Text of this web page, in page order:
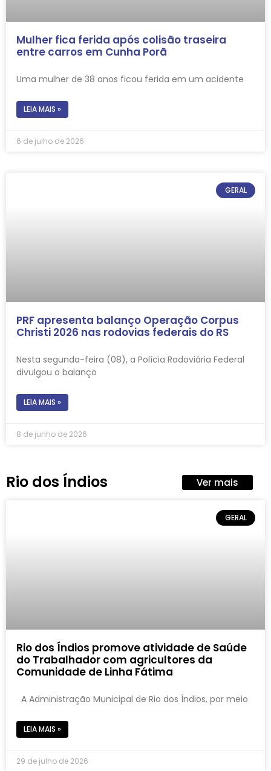
Mulher fica ferida após colisão traseira
entre carros em Cunha Porã
Uma mulher de 38 anos ficou ferida em um acidente
LEIA MAIS »
6 de julho de 2026
GERAL
PRF apresenta balanço Operação Corpus
Christi 2026 nas rodovias federais do RS
Nesta segunda-feira (08), a Polícia Rodoviária Federal
divulgou o balanço
LEIA MAIS »
8 de junho de 2026
Rio dos Índios Ver mais
GERAL
Rio dos Índios promove atividade de Saúde
do Trabalhador com agricultores da
Comunidade de Linha Fátima
A Administração Municipal de Rio dos Índios, por meio
LEIA MAIS »
29 de julho de 2026